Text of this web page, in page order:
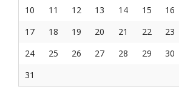
10
11 12 13 14 15
16
17
18 19 20 21 22
23
24
25 26 27 28 29
30
31